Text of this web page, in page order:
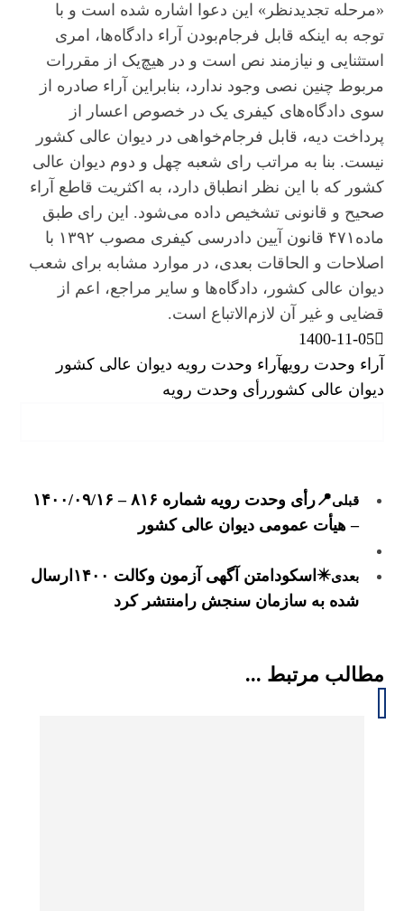
«مرحله تجدیدنظر» این دعوا اشاره شده است و با
توجه به اینکه قابل فرجام‌بودن آراء دادگاه‌ها، امری
استثنایی و نیازمند نص است و در هیچ‌یک از مقررات
مربوط چنین نصی وجود ندارد، بنابراین آراء صادره از
سوی دادگاه‌های کیفری یک در خصوص اعسار از
پرداخت دیه، قابل فرجام‌خواهی در دیوان عالی کشور
نیست. بنا به مراتب رای شعبه چهل و دوم دیوان عالی
کشور که با این نظر انطباق دارد، به اکثریت قاطع آراء
صحیح و قانونی تشخیص داده می‌شود. این رای طبق
ماده۴۷۱ قانون آیین دادرسی کیفری مصوب ۱۳۹۲ با
اصلاحات و الحاقات بعدی، در موارد مشابه برای شعب
دیوان عالی کشور، دادگاه‌ها و سایر مراجع، اعم از
قضایی و غیر آن لازم‌الاتباع است.
1400-11-05
آراء وحدت رویهآراء وحدت رویه دیوان عالی کشور
دیوان عالی کشور رأی وحدت رویه
قبلی
📍رأی وحدت رویه شماره ۸۱۶ – ۱۴۰۰/۰۹/۱۶
– هیأت عمومی دیوان عالی کشور
بعدی
✴️اسکودامتن آگهی آزمون وکالت ۱۴۰۰ارسال
شده به سازمان سنجش رامنتشر کرد
مطالب مرتبط ...